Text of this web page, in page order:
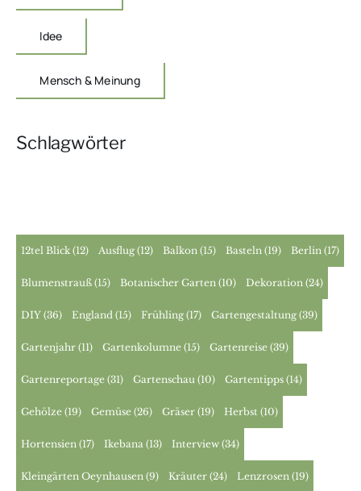
Idee
Mensch & Meinung
Schlagwörter
12tel Blick (12) Ausflug (12) Balkon (15) Basteln (19) Berlin (17)
Blumenstrauß (15) Botanischer Garten (10) Dekoration (24)
DIY (36) England (15) Frühling (17) Gartengestaltung (39)
Gartenjahr (11) Gartenkolumne (15) Gartenreise (39)
Gartenreportage (31) Gartenschau (10) Gartentipps (14)
Gehölze (19) Gemüse (26) Gräser (19) Herbst (10)
Hortensien (17) Ikebana (13) Interview (34)
Kleingärten Oeynhausen (9) Kräuter (24) Lenzrosen (19)